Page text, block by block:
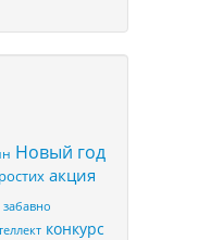
Новый год
акция
забавно
конкурс